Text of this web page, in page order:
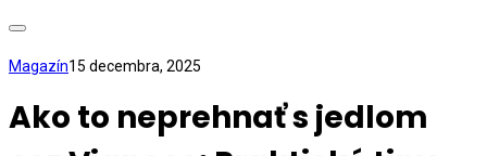
Magazín15 decembra, 2025
Ako to neprehnať s jedlom